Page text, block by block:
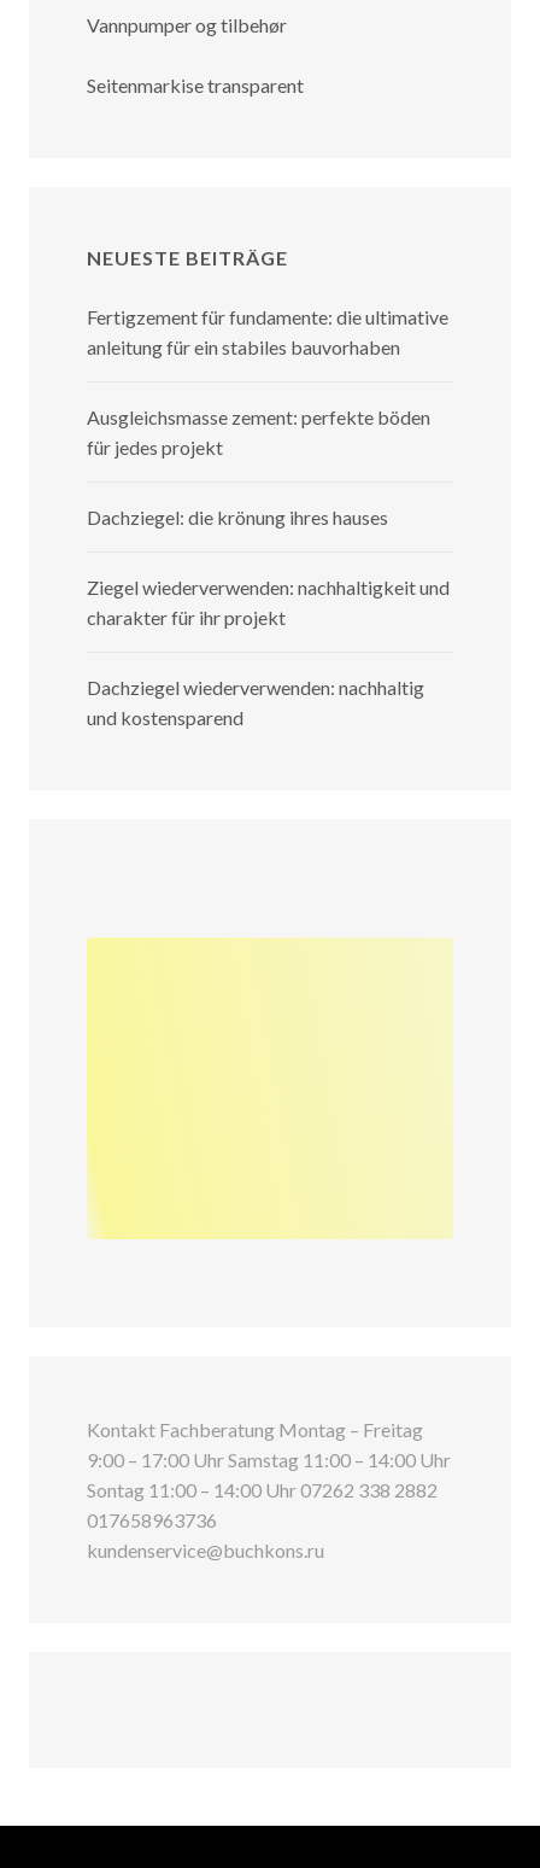
Vannpumper og tilbehør
Seitenmarkise transparent
NEUESTE BEITRÄGE
Fertigzement für fundamente: die ultimative
anleitung für ein stabiles bauvorhaben
Ausgleichsmasse zement: perfekte böden
für jedes projekt
Dachziegel: die krönung ihres hauses
Ziegel wiederverwenden: nachhaltigkeit und
charakter für ihr projekt
Dachziegel wiederverwenden: nachhaltig
und kostensparend
Kontakt Fachberatung Montag – Freitag
9:00 – 17:00 Uhr Samstag 11:00 – 14:00 Uhr
Sontag 11:00 – 14:00 Uhr 07262 338 2882
017658963736
kundenservice@buchkons.ru